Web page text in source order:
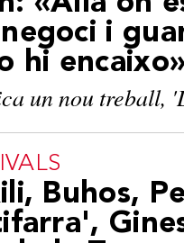
i
hi
un nou treball,
Buhos,